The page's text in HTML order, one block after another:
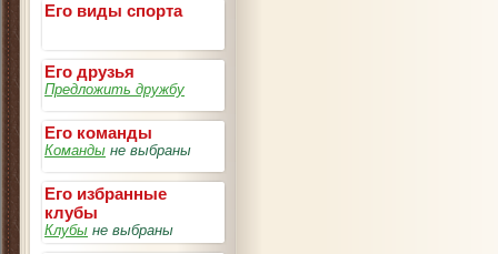
Его виды спорта
Его друзья
Предложить дружбу
Его команды
Команды не выбраны
Его избранные
клубы
Клубы не выбраны